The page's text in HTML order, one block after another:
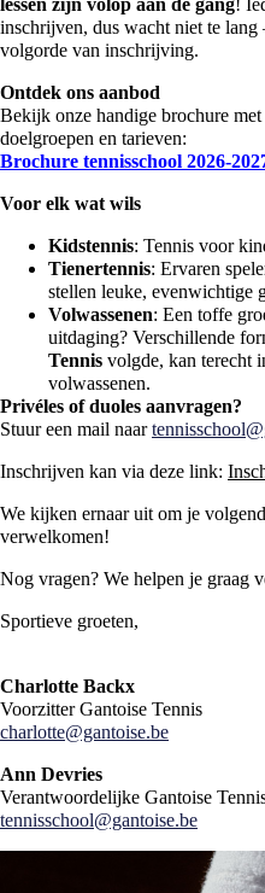
lessen zijn volop aan de gang!
inschrijven, dus wacht niet te
volgorde van inschrijving.
Ontdek ons aanbod
Bekijk onze handige brochure
doelgroepen en tarieven:
Brochure tennisschool 2026-
Voor elk wat wils
Kidstennis: Tennis voor
Tienertennis: Ervaren
stellen leuke, evenwichtige
Volwassenen: Een toffe
uitdaging? Verschillende
Tennis volgde, kan terecht
volwassenen.
Privéles of duoles aanvragen?
Stuur een mail naar
Inschrijven kan via deze link:
We kijken ernaar uit om je
verwelkomen!
Nog vragen? We helpen je graag
Sportieve groeten,
Charlotte Backx
Voorzitter Gantoise Tennis
charlotte@gantoise.be
Ann Devries
Verantwoordelijke Gantoise
tennisschool@gantoise.be